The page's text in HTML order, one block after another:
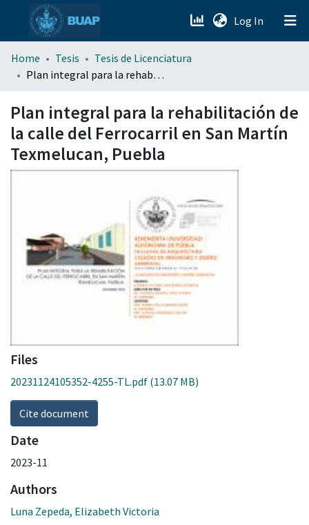
Log In (current)
menu.section.about_menu
Home Tesis
Tesis de Licenciatura
Plan integral para la rehabilitación de la calle del Ferrocarril en San Martín Texmelucan, Puebla
Plan integral para la rehabilitación de
la calle del Ferrocarril en San Martín
Texmelucan, Puebla
Files
20231124105352-4255-TL.pdf (13.07 MB)
Cite document
Date
2023-11
Authors
Luna Zepeda, Elizabeth Victoria